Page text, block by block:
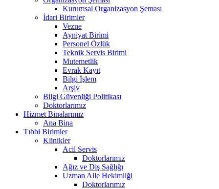
Kurumsal Organizasyon Şeması
İdari Birimler
Vezne
Ayniyat Birimi
Personel Özlük
Teknik Servis Birimi
Mutemetlik
Evrak Kayıt
Bilgi İşlem
Arşiv
Bilgi Güvenliği Politikası
Doktorlarımız
Hizmet Binalarımız
Ana Bina
Tıbbi Birimler
Klinikler
Acil Servis
Doktorlarımız
Ağız ve Diş Sağlığı
Uzman Aile Hekimliği
Doktorlarımız